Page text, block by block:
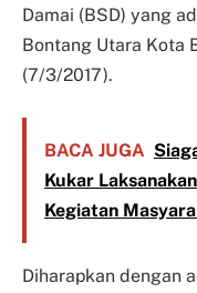
Damai (BSD) yang
Bontang Utara Kota
(7/3/2017).
BACA JUGA
Kukar
Kegiatan
Diharapkan dengan